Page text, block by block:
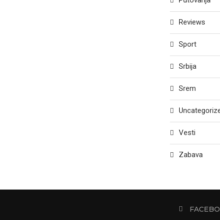
Reviews
Sport
Srbija
Srem
Vesti
Zabava